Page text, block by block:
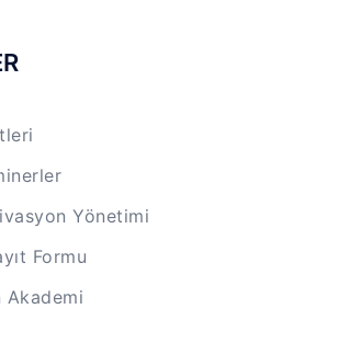
Yönetimi
Formu
Akademi